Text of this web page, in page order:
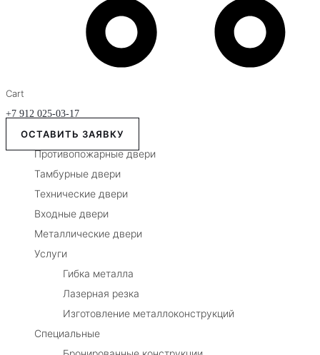
Cart
+7 912 025-03-17
ОСТАВИТЬ ЗАЯВКУ
Противопожарные двери
Тамбурные двери
Технические двери
Входные двери
Металлические двери
Услуги
Гибка металла
Лазерная резка
Изготовление металлоконструкций
Специальные